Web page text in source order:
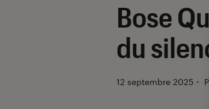
Bose
du
12 septembre 2025 ・